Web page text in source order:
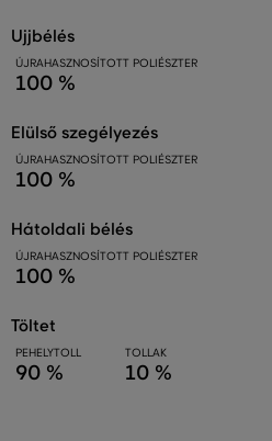
ujjbélés
ÚJRAHASZNOSÍTOTT POLIÉSZTER
100 %
elülső szegélyezés
ÚJRAHASZNOSÍTOTT POLIÉSZTER
100 %
hátoldali bélés
ÚJRAHASZNOSÍTOTT POLIÉSZTER
100 %
töltet
PEHELYTOLL
90 %
TOLLAK
10 %